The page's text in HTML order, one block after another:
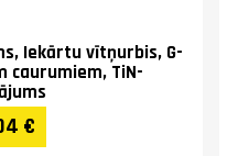
Iekārtu vītņurbis, G-
caurumiem, TiN-
€